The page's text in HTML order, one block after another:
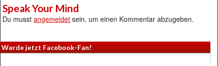
Speak Your Mind
Du musstangemeldet sein, um einen Kommentar abzugeben.
Werde jetzt Facebook-Fan!